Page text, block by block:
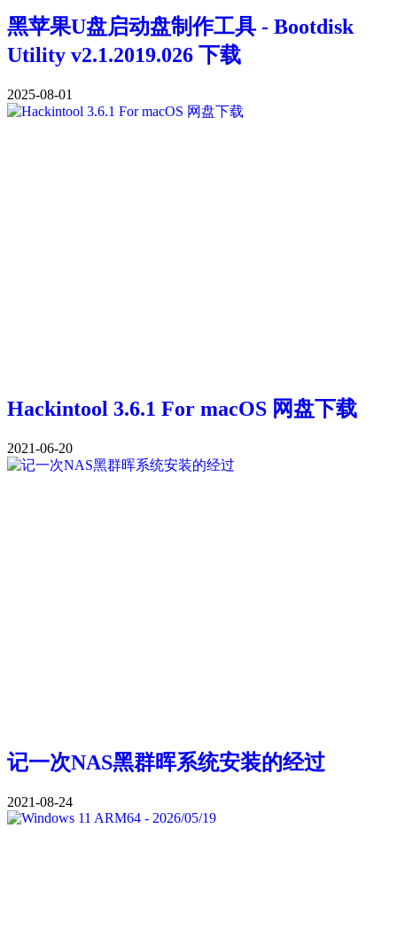
黑苹果U盘启动盘制作工具 - Bootdisk
Utility v2.1.2019.026 下载
2025-08-01
Hackintool 3.6.1 For macOS 网盘下载
2021-06-20
记一次NAS黑群晖系统安装的经过
2021-08-24